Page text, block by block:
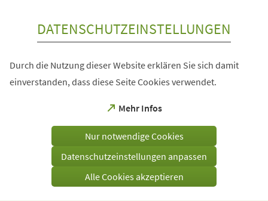
DATENSCHUTZEINSTELLUNGEN
Durch die Nutzung dieser Website erklären Sie sich damit
einverstanden, dass diese Seite Cookies verwendet.
Mehr Infos
(Öffnet
einem
Tab)
Nur notwendige Cookies
Datenschutzeinstellungen anpassen
Alle Cookies akzeptieren